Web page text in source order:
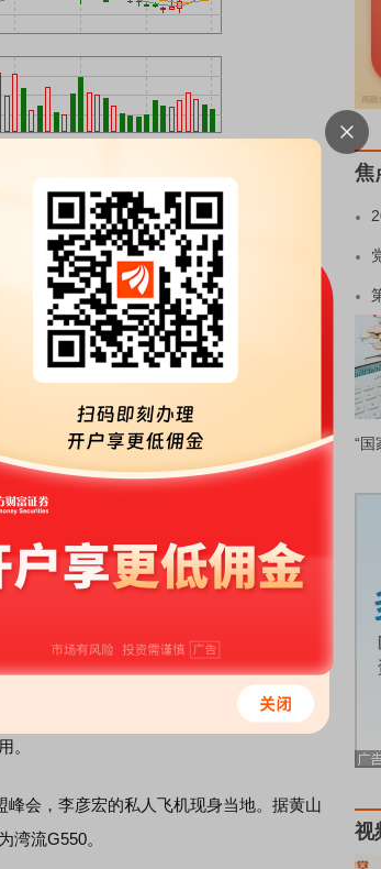
集团（09888.HK；BIDU.US）在财报中披露
李彦宏支付其为配合百度集团的业务所
。
类飞机的市场收费分析而定。从2022年
。
会，李彦宏的私人飞机现身当地。据黄山
湾流G550。
焦
“国
视